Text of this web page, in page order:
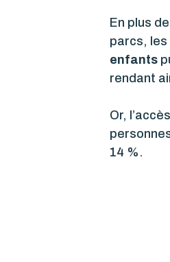
En plus de
parcs,
enfants
rendant
Or,
14 %.